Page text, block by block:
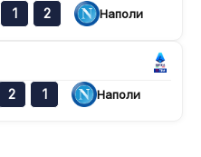
1 2 Наполи
2 1 Наполи